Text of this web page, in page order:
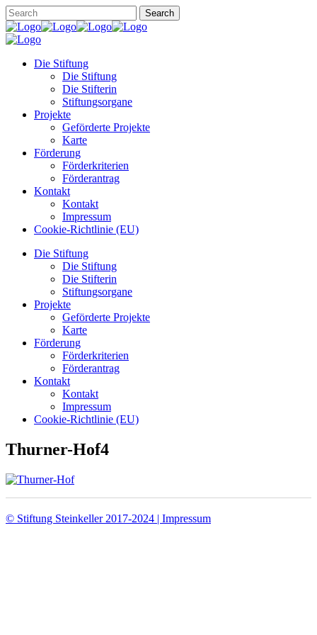
Die Stiftung
Die Stiftung
Die Stifterin
Stiftungsorgane
Projekte
Geförderte Projekte
Karte
Förderung
Förderkriterien
Förderantrag
Kontakt
Kontakt
Impressum
Cookie-Richtlinie (EU)
Die Stiftung
Die Stiftung
Die Stifterin
Stiftungsorgane
Projekte
Geförderte Projekte
Karte
Förderung
Förderkriterien
Förderantrag
Kontakt
Kontakt
Impressum
Cookie-Richtlinie (EU)
Thurner-Hof4
© Stiftung Steinkeller 2017-2024 | Impressum